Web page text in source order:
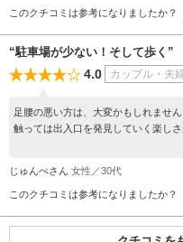
このクチコミは参考になりましたか？
“駐車場が少ない！そして歩く”
4.0 カップル・夫
足腰の悪い方は、大変かもしれませ
触っては出入口を発見していく楽し
じゅんぺさん 女性／30代
このクチコミは参考になりましたか？